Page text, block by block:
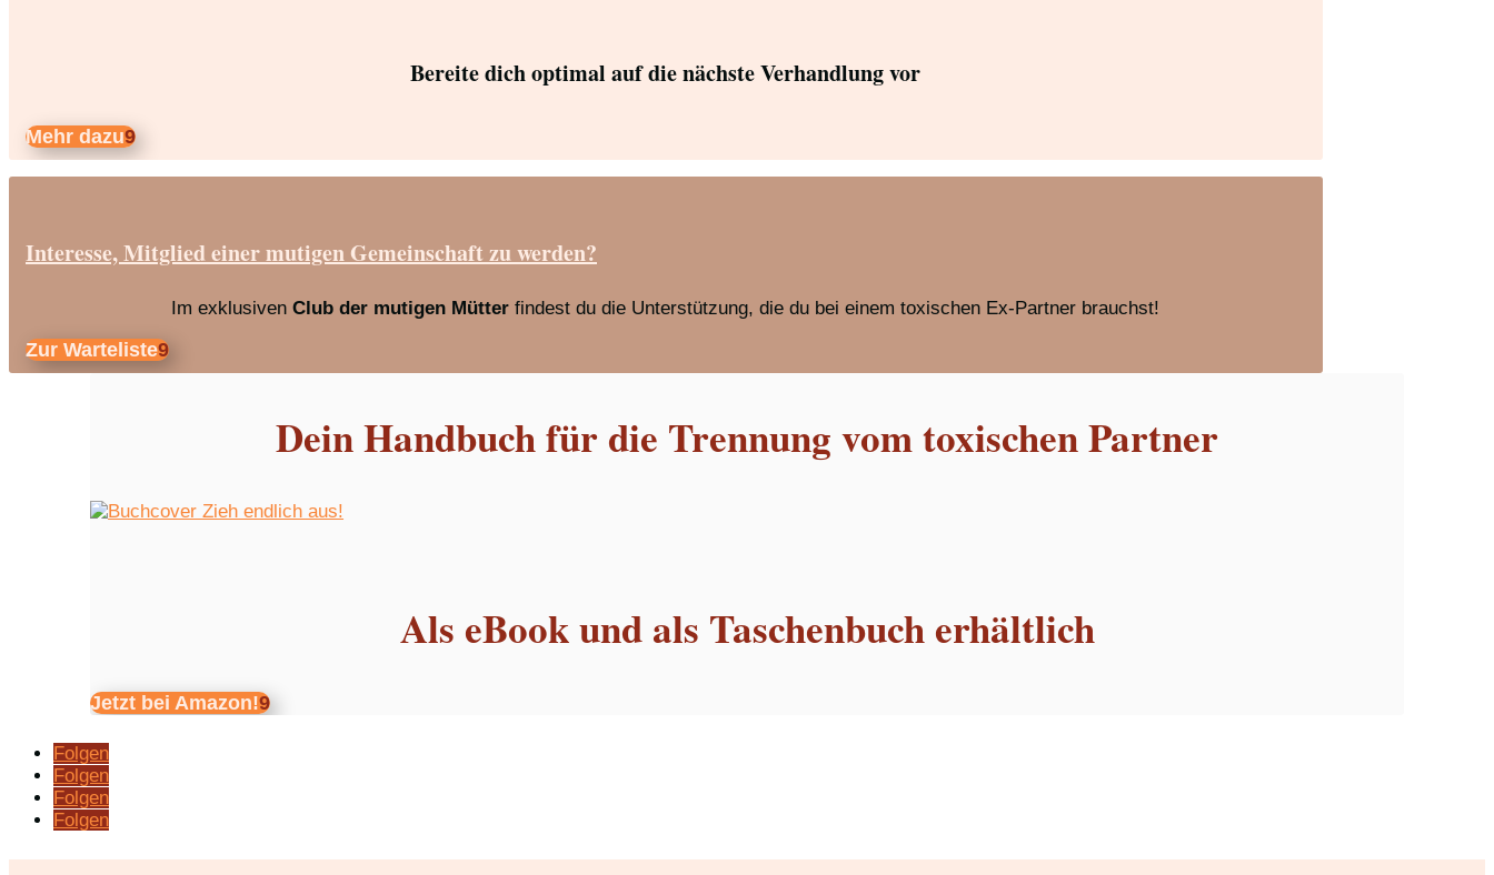
Bereite dich optimal auf die nächste Verhandlung vor
Mehr dazu
Interesse, Mitglied einer mutigen Gemeinschaft zu werden?
Im exklusivenClub der mutigen Mütter findest du die Unterstützung, die du bei einem toxischen Ex-Partner brauchst!
Zur Warteliste
Dein Handbuch für die Trennung vom toxischen Partner
Als eBook und als Taschenbuch erhältlich
Jetzt bei Amazon!
Folgen
Folgen
Folgen
Folgen